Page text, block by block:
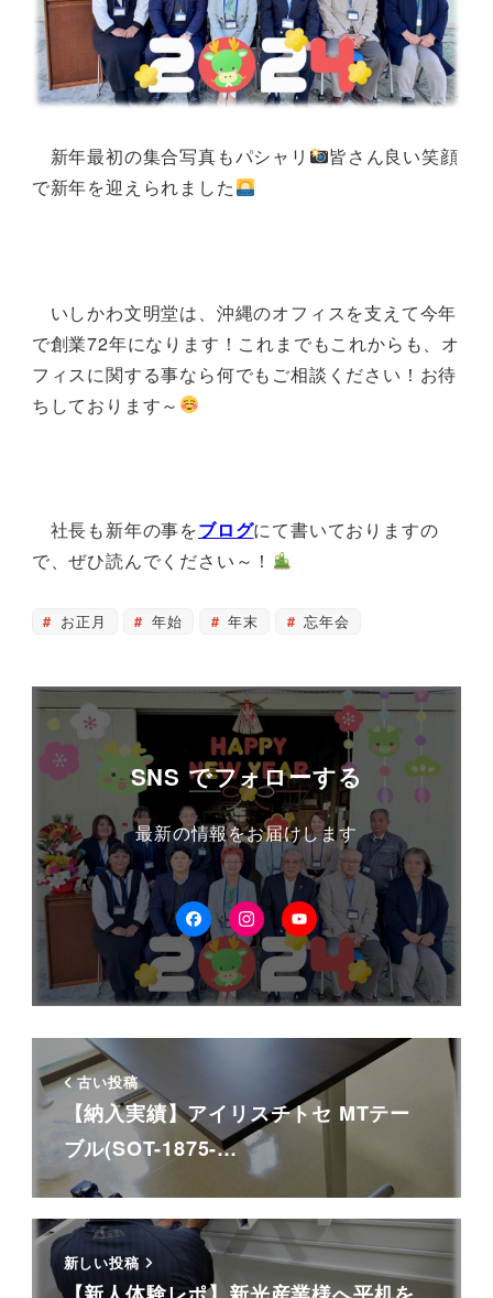
新年最初の集合写真もパシャリ
皆さん良い笑顔
で新年を迎えられました
いしかわ文明堂は、沖縄のオフィスを支えて今年
で創業72年になります！これまでもこれからも、オ
フィスに関する事なら何でもご相談ください！お待
ちしております～
社長も新年の事をブログにて書いておりますの
で、ぜひ読んでください～！
お正月 年始 年末 忘年会
SNS でフォローする
最新の情報をお届けします
facebookInstagramYouTube
古い投稿
【納入実績】アイリスチトセ MTテー
ブル(SOT-1875-…
新しい投稿